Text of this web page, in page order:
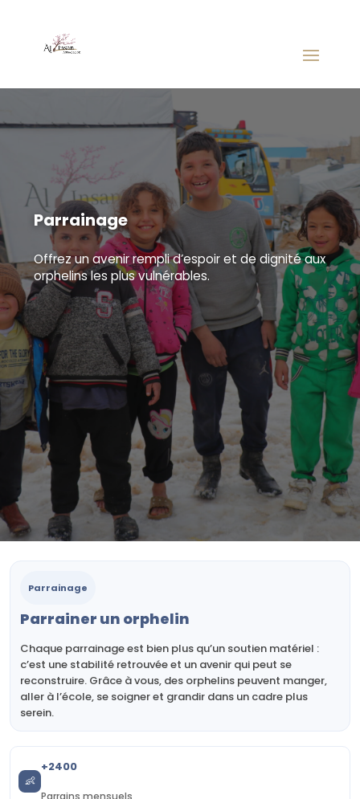
Parrainage
Offrez un avenir rempli d’espoir et de dignité aux
orphelins les plus vulnérables.
Parrainage
Parrainer un orphelin
Chaque parrainage est bien plus qu’un soutien matériel :
c’est une stabilité retrouvée et un avenir qui peut se
reconstruire. Grâce à vous, des orphelins peuvent manger,
aller à l’école, se soigner et grandir dans un cadre plus
serein.
👶
+2400
Parrains mensuels